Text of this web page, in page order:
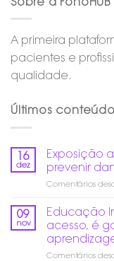
A primeira
pacientes e
qualidade.
Últimos
16
dez
Exposição
prevenir
Comentários
09
nov
Educação
acesso, é
Comentários